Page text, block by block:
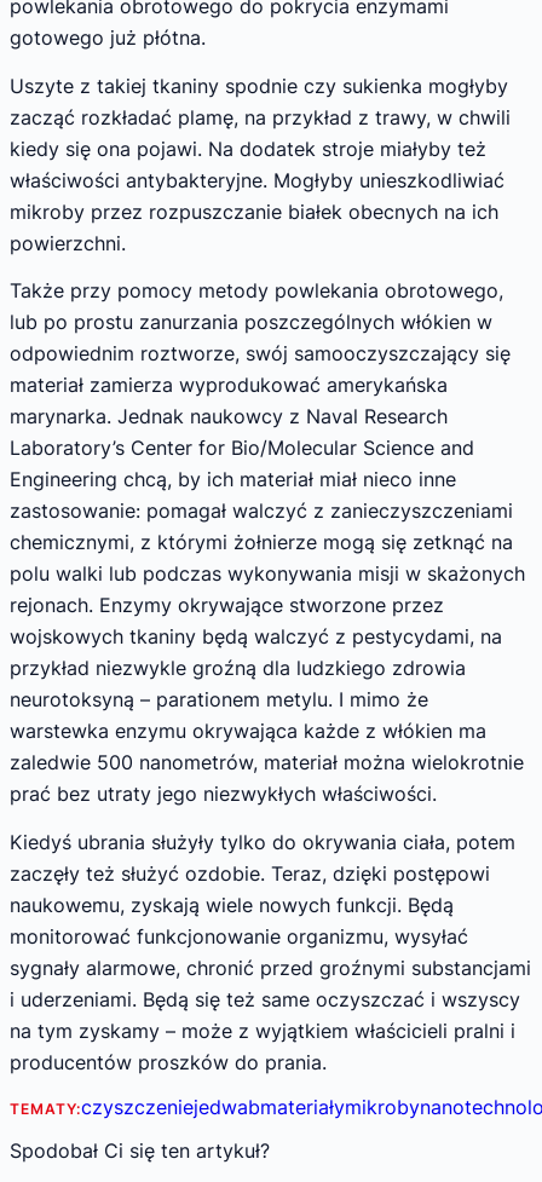
powlekania obrotowego do pokrycia enzymami
gotowego już płótna.
Uszyte z takiej tkaniny spodnie czy sukienka mogłyby
zacząć rozkładać plamę, na przykład z trawy, w chwili
kiedy się ona pojawi. Na dodatek stroje miałyby też
właściwości antybakteryjne. Mogłyby unieszkodliwiać
mikroby przez rozpuszczanie białek obecnych na ich
powierzchni.
Także przy pomocy metody powlekania obrotowego,
lub po prostu zanurzania poszczególnych włókien w
odpowiednim roztworze, swój samooczyszczający się
materiał zamierza wyprodukować amerykańska
marynarka. Jednak naukowcy z Naval Research
Laboratory’s Center for Bio/Molecular Science and
Engineering chcą, by ich materiał miał nieco inne
zastosowanie: pomagał walczyć z zanieczyszczeniami
chemicznymi, z którymi żołnierze mogą się zetknąć na
polu walki lub podczas wykonywania misji w skażonych
rejonach. Enzymy okrywające stworzone przez
wojskowych tkaniny będą walczyć z pestycydami, na
przykład niezwykle groźną dla ludzkiego zdrowia
neurotoksyną – parationem metylu. I mimo że
warstewka enzymu okrywająca każde z włókien ma
zaledwie 500 nanometrów, materiał można wielokrotnie
prać bez utraty jego niezwykłych właściwości.
Kiedyś ubrania służyły tylko do okrywania ciała, potem
zaczęły też służyć ozdobie. Teraz, dzięki postępowi
naukowemu, zyskają wiele nowych funkcji. Będą
monitorować funkcjonowanie organizmu, wysyłać
sygnały alarmowe, chronić przed groźnymi substancjami
i uderzeniami. Będą się też same oczyszczać i wszyscy
na tym zyskamy – może z wyjątkiem właścicieli pralni i
producentów proszków do prania.
TEMATY:czyszczeniejedwabmateriałymikroby
Spodobał Ci się ten artykuł?